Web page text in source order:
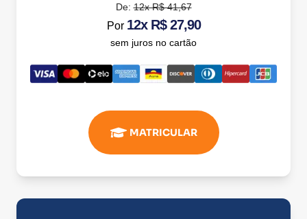
De:12x R$ 41,67
Por 12x R$ 27,90
sem juros no cartão
MATRICULAR